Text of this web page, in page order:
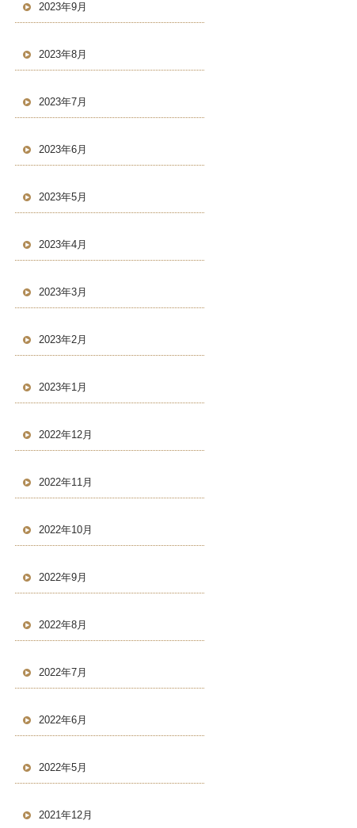
2023年9月
2023年8月
2023年7月
2023年6月
2023年5月
2023年4月
2023年3月
2023年2月
2023年1月
2022年12月
2022年11月
2022年10月
2022年9月
2022年8月
2022年7月
2022年6月
2022年5月
2021年12月